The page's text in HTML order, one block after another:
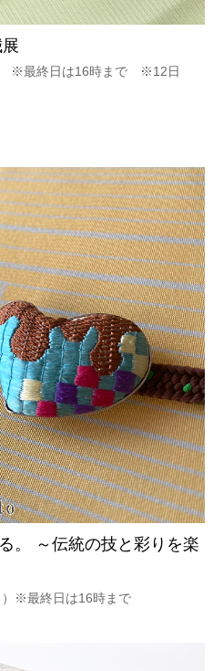
※最終日は16時まで ※12日
。 ～伝統の技と彩りを楽
※最終日は16時まで